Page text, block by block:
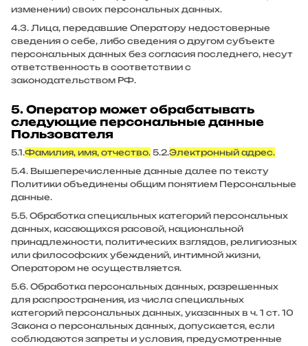
изменении) своих персональных данных.
4.3. Лица, передавшие Оператору недостоверные
сведения о себе, либо сведения о другом субъекте
персональных данных без согласия последнего, несут
ответственность в соответствии с
законодательством РФ.
5. Оператор может обрабатывать
следующие персональные данные
Пользователя
5.1.Фамилия, имя, отчество. 5.2.Электронный адрес.
5.4. Вышеперечисленные данные далее по тексту
Политики объединены общим понятием Персональные
данные.
5.5. Обработка специальных категорий персональных
данных, касающихся расовой, национальной
принадлежности, политических взглядов, религиозных
или философских убеждений, интимной жизни,
Оператором не осуществляется.
5.6. Обработка персональных данных, разрешенных
для распространения, из числа специальных
категорий персональных данных, указанных в ч. 1 ст. 10
Закона о персональных данных, допускается, если
соблюдаются запреты и условия, предусмотренные